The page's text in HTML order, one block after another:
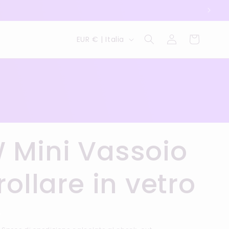
P
a
e
/
A
r
e
EUR € | Italia Accedi Carrello
Mini Vassoio
in vetro